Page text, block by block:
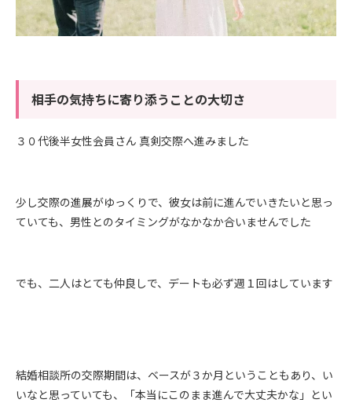
相手の気持ちに寄り添うことの大切さ
３０代後半女性会員さん 真剣交際へ進みました
少し交際の進展がゆっくりで、彼女は前に進んでいきたいと思っ
ていても、男性とのタイミングがなかなか合いませんでした
でも、二人はとても仲良しで、デートも必ず週１回はしています
結婚相談所の交際期間は、ベースが３か月ということもあり、い
いなと思っていても、「本当にこのまま進んで大丈夫かな」とい